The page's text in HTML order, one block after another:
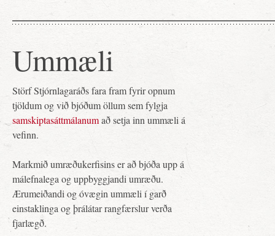
Ummæli
Störf Stjórnlagaráðs fara fram fyrir opnum
tjöldum og við bjóðum öllum sem fylgja
samskiptasáttmálanumað setja inn ummæli á
vefinn.
Markmið umræðukerfisins er að bjóða upp á
málefnalega og uppbyggjandi umræðu.
Ærumeiðandi og óvægin ummæli í garð
einstaklinga og þrálátar rangfærslur verða
fjarlægð.